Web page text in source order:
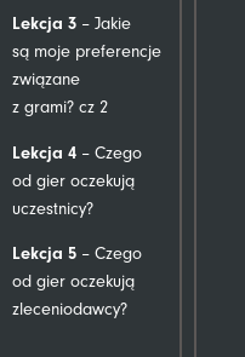
Lekcja 3 – Jakie
są moje preferencje
związane
z grami? cz 2
Lekcja 4 – Czego
od gier oczekują
uczestnicy?
Lekcja 5 – Czego
od gier oczekują
zleceniodawcy?